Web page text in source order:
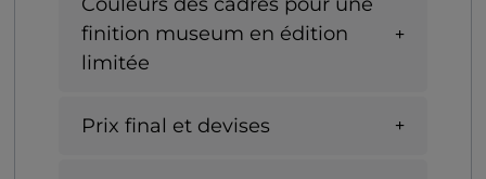
finition museum en édition
limitée
Prix final et devises